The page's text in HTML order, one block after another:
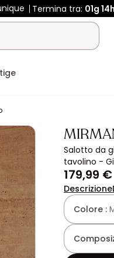
Termina tra:01g 14h
Salotto da
tavolino -
179,99 €
Descrizione
Colore :